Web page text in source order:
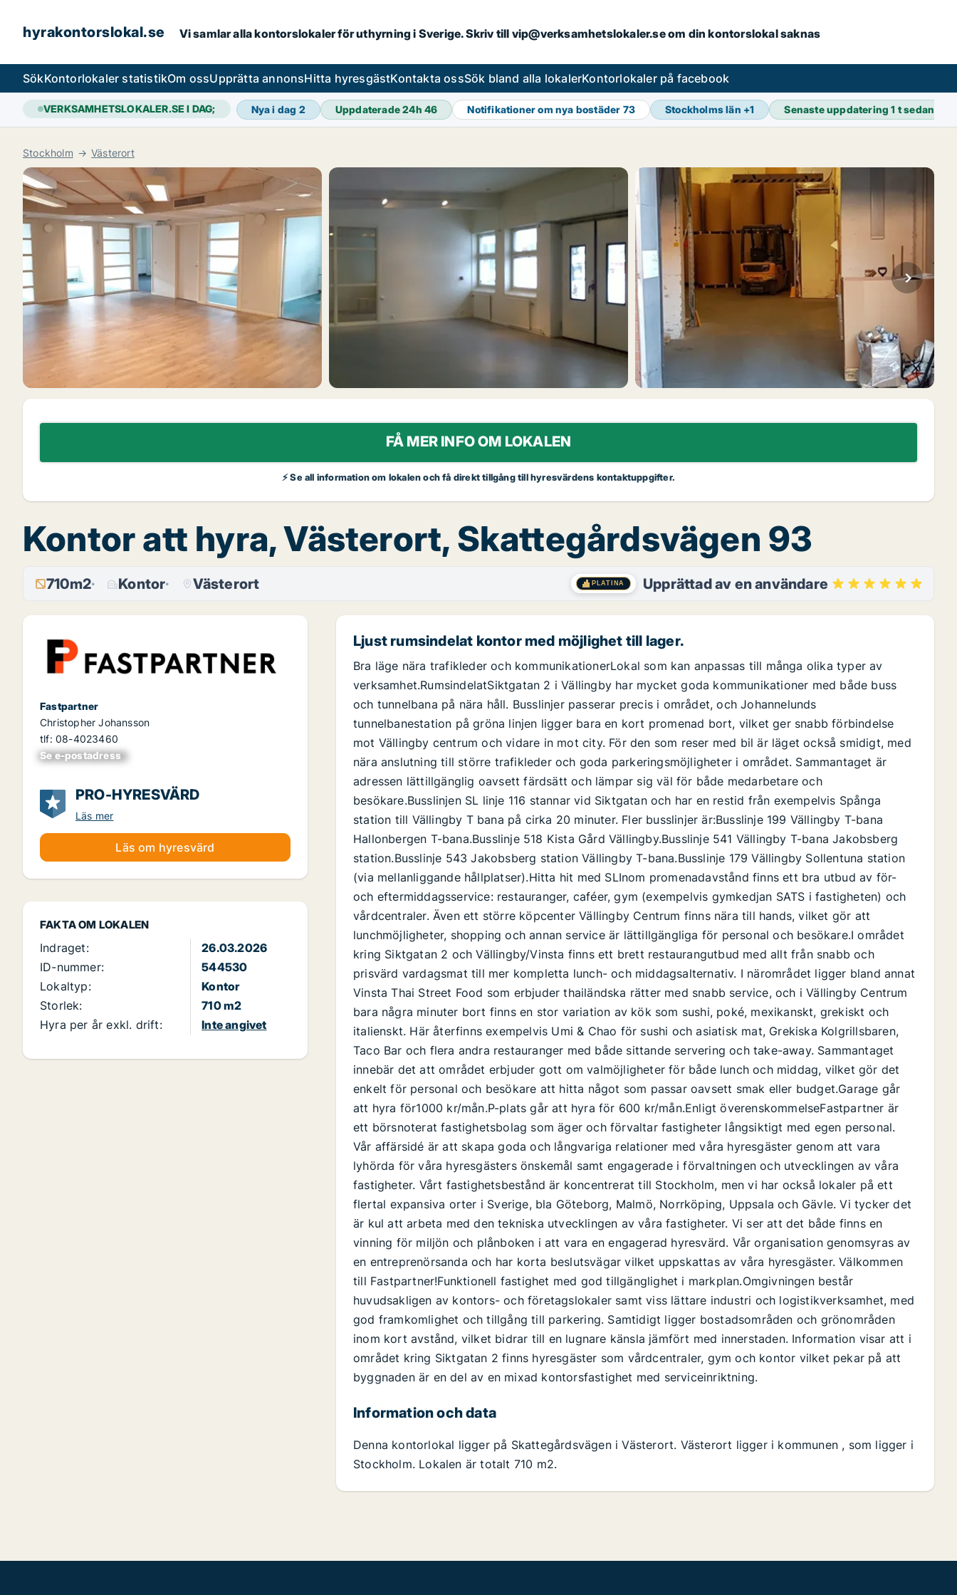
hyrakontorslokal.se Vi samlar alla kontorslokaler för uthyrning i Sverige. Skriv till vip@verksamhetslokaler.se om din kontorslokal saknas
SökKontorlokaler statistikOm ossUpprätta annonsHitta hyresgästKontakta ossSök bland alla lokalerKontorlokaler på facebook
VERKSAMHETSLOKALER.SE I DAG; Nya i dag 2 Uppdaterade 24h46 Notifikationer om nya bostäder 73 Stockholms län +1 Senaste uppdatering1 t sedan
Stockholm Västerort
FÅ MER INFO OM LOKALEN
⚡ Se all information om lokalen och få direkt tillgång till hyresvärdens kontaktuppgifter.
Kontor att hyra, Västerort, Skattegårdsvägen 93
710m2 Kontor Västerort PLATINA Upprättad av en användare
Fastpartner
Christopher Johansson
tlf: 08-4023460
Se e-postadress
xxxxxxxxxxxxxxx
PRO-HYRESVÄRD
Läs mer
Läs om hyresvärd
FAKTA OM LOKALEN
Indraget:
26.03.2026
ID-nummer:
544530
Lokaltyp:
Kontor
Storlek:
710 m2
Hyra per år exkl. drift:
Inte angivet
Ljust rumsindelat kontor med möjlighet till lager.
Bra läge nära trafikleder och kommunikationerLokal som kan anpassas till många olika typer av
verksamhet.RumsindelatSiktgatan 2 i Vällingby har mycket goda kommunikationer med både buss
och tunnelbana på nära håll. Busslinjer passerar precis i området, och Johannelunds
tunnelbanestation på gröna linjen ligger bara en kort promenad bort, vilket ger snabb förbindelse
mot Vällingby centrum och vidare in mot city. För den som reser med bil är läget också smidigt, med
nära anslutning till större trafikleder och goda parkeringsmöjligheter i området. Sammantaget är
adressen lättillgänglig oavsett färdsätt och lämpar sig väl för både medarbetare och
besökare.Busslinjen SL linje 116 stannar vid Siktgatan och har en restid från exempelvis Spånga
station till Vällingby T bana på cirka 20 minuter. Fler busslinjer är:Busslinje 199 Vällingby T-bana
Hallonbergen T-bana.Busslinje 518 Kista Gård Vällingby.Busslinje 541 Vällingby T-bana Jakobsberg
station.Busslinje 543 Jakobsberg station Vällingby T-bana.Busslinje 179 Vällingby Sollentuna station
(via mellanliggande hållplatser).Hitta hit med SLInom promenadavstånd finns ett bra utbud av för-
och eftermiddagsservice: restauranger, caféer, gym (exempelvis gymkedjan SATS i fastigheten) och
vårdcentraler. Även ett större köpcenter Vällingby Centrum finns nära till hands, vilket gör att
lunchmöjligheter, shopping och annan service är lättillgängliga för personal och besökare.I området
kring Siktgatan 2 och Vällingby/Vinsta finns ett brett restaurangutbud med allt från snabb och
prisvärd vardagsmat till mer kompletta lunch- och middagsalternativ. I närområdet ligger bland annat
Vinsta Thai Street Food som erbjuder thailändska rätter med snabb service, och i Vällingby Centrum
bara några minuter bort finns en stor variation av kök som sushi, poké, mexikanskt, grekiskt och
italienskt. Här återfinns exempelvis Umi & Chao för sushi och asiatisk mat, Grekiska Kolgrillsbaren,
Taco Bar och flera andra restauranger med både sittande servering och take-away. Sammantaget
innebär det att området erbjuder gott om valmöjligheter för både lunch och middag, vilket gör det
enkelt för personal och besökare att hitta något som passar oavsett smak eller budget.Garage går
att hyra för1000 kr/mån.P-plats går att hyra för 600 kr/mån.Enligt överenskommelseFastpartner är
ett börsnoterat fastighetsbolag som äger och förvaltar fastigheter långsiktigt med egen personal.
Vår affärsidé är att skapa goda och långvariga relationer med våra hyresgäster genom att vara
lyhörda för våra hyresgästers önskemål samt engagerade i förvaltningen och utvecklingen av våra
fastigheter. Vårt fastighetsbestånd är koncentrerat till Stockholm, men vi har också lokaler på ett
flertal expansiva orter i Sverige, bla Göteborg, Malmö, Norrköping, Uppsala och Gävle. Vi tycker det
är kul att arbeta med den tekniska utvecklingen av våra fastigheter. Vi ser att det både finns en
vinning för miljön och plånboken i att vara en engagerad hyresvärd. Vår organisation genomsyras av
en entreprenörsanda och har korta beslutsvägar vilket uppskattas av våra hyresgäster. Välkommen
till Fastpartner!Funktionell fastighet med god tillgänglighet i markplan.Omgivningen består
huvudsakligen av kontors- och företagslokaler samt viss lättare industri och logistikverksamhet, med
god framkomlighet och tillgång till parkering. Samtidigt ligger bostadsområden och grönområden
inom kort avstånd, vilket bidrar till en lugnare känsla jämfört med innerstaden. Information visar att i
området kring Siktgatan 2 finns hyresgäster som vårdcentraler, gym och kontor vilket pekar på att
byggnaden är en del av en mixad kontorsfastighet med serviceinriktning.
Information och data
Denna kontorlokal ligger på Skattegårdsvägen i Västerort. Västerort ligger i kommunen , som ligger i
Stockholm. Lokalen är totalt 710 m2.